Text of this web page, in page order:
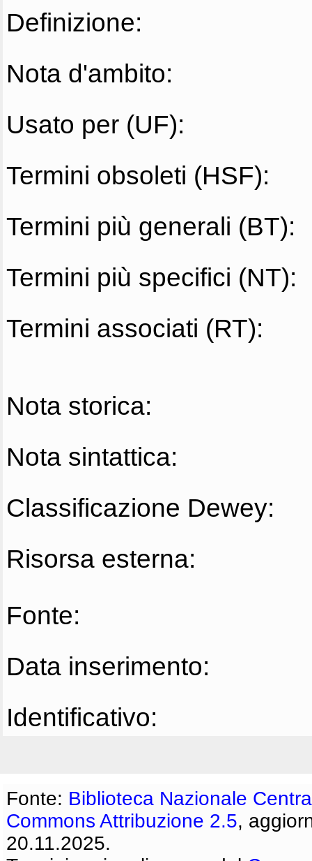
Definizione:
Nota d'ambito:
Usato per (UF):
Termini obsoleti (HSF):
Termini più generali (BT):
Termini più specifici (NT):
Termini associati (RT):
Nota storica:
Nota sintattica:
Classificazione Dewey:
Risorsa esterna:
Fonte:
Data inserimento:
Identificativo:
Fonte: Biblioteca Nazionale
Commons Attribuzione 2.5,
20.11.2025.